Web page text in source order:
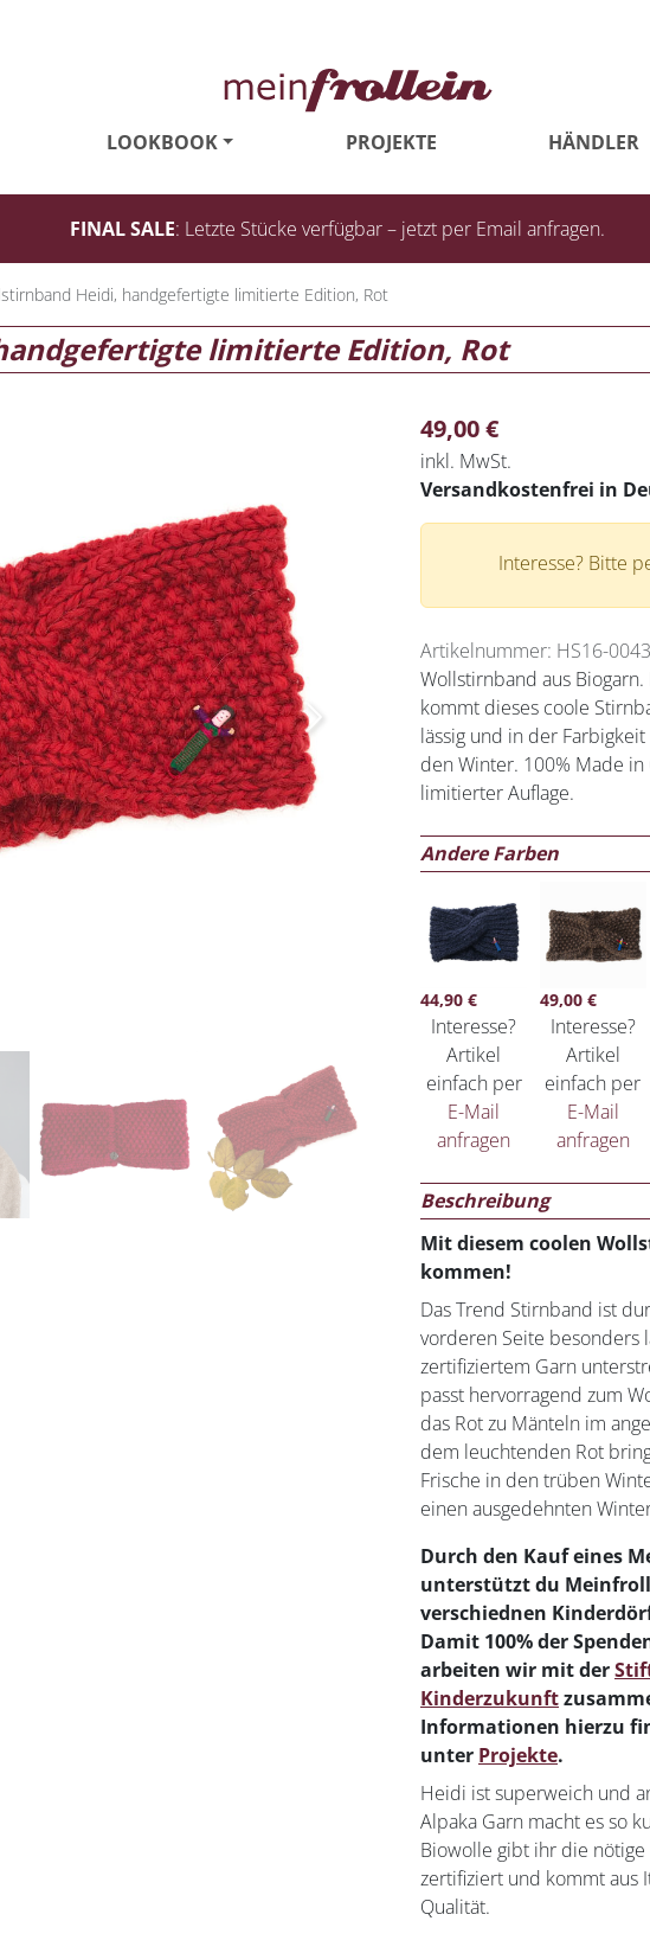
LOOKBOOK PROJEKTE HÄNDLER
FINAL SALE: Letzte Stücke verfügbar – jetzt per Email anfragen.
Heidi, handgefertigte limitierte Edition, Rot
limitierte Edition, Rot
Next
49,00€
inkl. MwSt.
Versandkostenfrei in
Interesse? Bitte
Artikelnummer: HS16-
Wollstirnband aus
kommt dieses coole
lässig und in der
den Winter. 100% Made
limitierter Auflage.
Andere Farben
44,90 €
Interesse?
Artikel
einfach per
E-Mail
anfragen
49,00 €
Interesse?
Artikel
einfach per
E-Mail
anfragen
Beschreibung
Mit diesem coolen
kommen!
Das Trend Stirnband ist
vorderen Seite besonders
zertifiziertem Garn
passt hervorragend zum
das Rot zu Mänteln im
dem leuchtenden Rot
Frische in den trüben
einen ausgedehnten
Durch den Kauf eines
unterstützt du
verschiednen
Damit 100% der
arbeiten wir mit der
Kinderzukunft
Informationen hierzu
unter Projekte.
Heidi ist superweich und
Alpaka Garn macht es so
Biowolle gibt ihr die nötige
zertifiziert und kommt aus
Qualität.